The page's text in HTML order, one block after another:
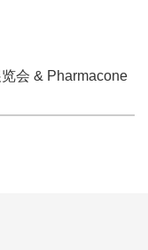
会 & Pharmacone